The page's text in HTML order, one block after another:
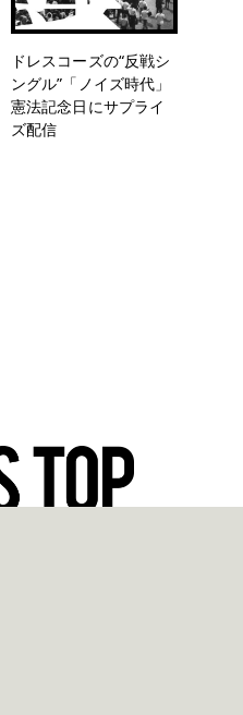
ドレスコーズの“反戦シ
ングル”「ノイズ時代」
憲法記念日にサプライ
ズ配信